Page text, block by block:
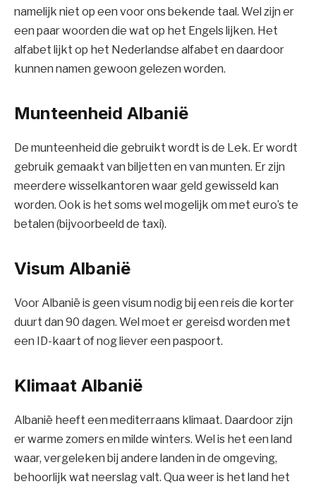
namelijk niet op een voor ons bekende taal. Wel zijn er
een paar woorden die wat op het Engels lijken. Het
alfabet lijkt op het Nederlandse alfabet en daardoor
kunnen namen gewoon gelezen worden.
Munteenheid Albanië
De munteenheid die gebruikt wordt is de Lek. Er wordt
gebruik gemaakt van biljetten en van munten. Er zijn
meerdere wisselkantoren waar geld gewisseld kan
worden. Ook is het soms wel mogelijk om met euro’s te
betalen (bijvoorbeeld de taxi).
Visum Albanië
Voor Albanië is geen visum nodig bij een reis die korter
duurt dan 90 dagen. Wel moet er gereisd worden met
een ID-kaart of nog liever een paspoort.
Klimaat Albanië
Albanië heeft een mediterraans klimaat. Daardoor zijn
er warme zomers en milde winters. Wel is het een land
waar, vergeleken bij andere landen in de omgeving,
behoorlijk wat neerslag valt. Qua weer is het land het